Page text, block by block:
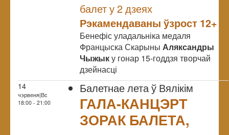
балет у 2 дзеях
Рэкамендаваны ўзрост 12+
Бенефіс уладальніка медаля
Францыска Скарыны Аляксандры
Чыжыку гонар 15-годдзя творчай
дзейнасці
14
чэрвеня|Вс
18:00 - 21:00
Балетнае лета ў Вялікім
ГАЛА-КАНЦЭРТ
ЗОРАК БАЛЕТА,